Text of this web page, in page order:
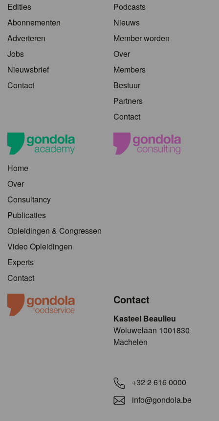
Edities
Abonnementen
Adverteren
Jobs
Nieuwsbrief
Contact
Podcasts
Nieuws
Member worden
Over
Members
Bestuur
Partners
Contact
Home
Over
Consultancy
Publicaties
Opleidingen & Congressen
Video Opleidingen
Experts
Contact
Contact
Kasteel Beaulieu
​​​Woluwelaan 1001830
Machelen
+32 2 616 0000
info@gondola.be